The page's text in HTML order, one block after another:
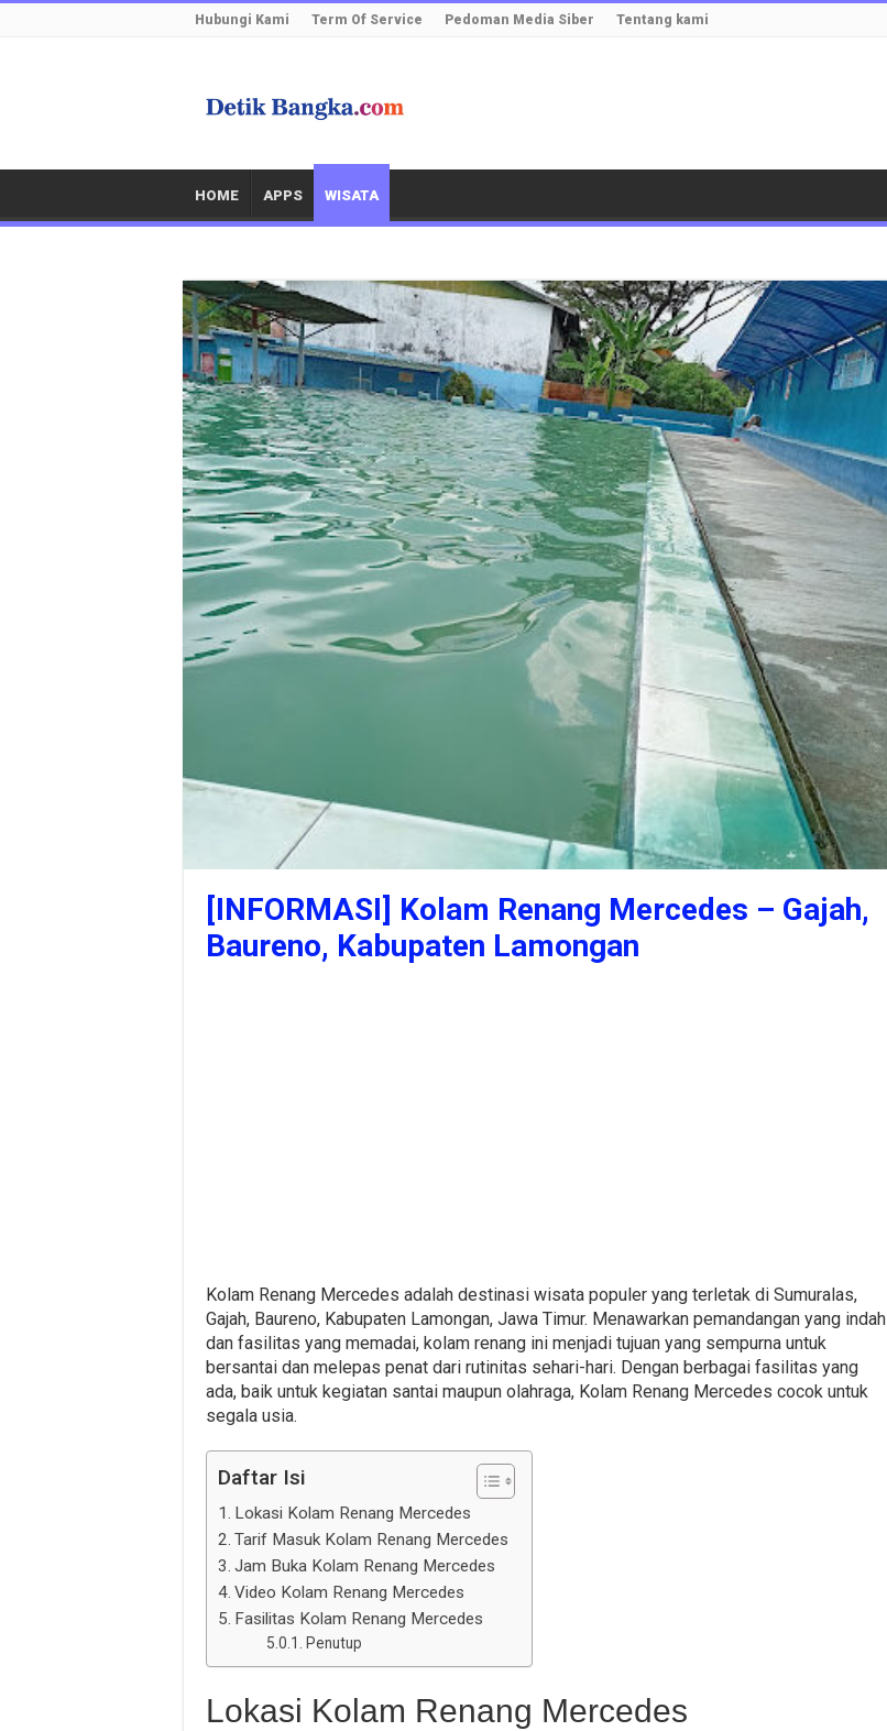
Hubungi Kami Term Of Service Pedoman Media Siber Tentang kami
HOME APPS WISATA
[INFORMASI] Kolam Renang Mercedes – Gajah,
Baureno, Kabupaten Lamongan
Kolam Renang Mercedes adalah destinasi wisata populer yang terletak di Sumuralas,
Gajah, Baureno, Kabupaten Lamongan, Jawa Timur. Menawarkan pemandangan yang indah
dan fasilitas yang memadai, kolam renang ini menjadi tujuan yang sempurna untuk
bersantai dan melepas penat dari rutinitas sehari-hari. Dengan berbagai fasilitas yang
ada, baik untuk kegiatan santai maupun olahraga, Kolam Renang Mercedes cocok untuk
segala usia.
Daftar Isi
Lokasi Kolam Renang Mercedes
Tarif Masuk Kolam Renang Mercedes
Jam Buka Kolam Renang Mercedes
Video Kolam Renang Mercedes
Fasilitas Kolam Renang Mercedes
Penutup
Lokasi Kolam Renang Mercedes